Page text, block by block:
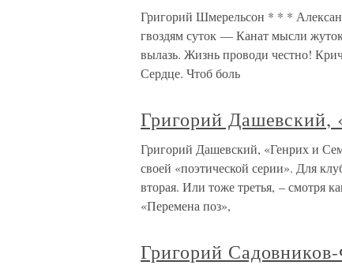
Григорий Шмерельсон * * *
гвоздям суток — Канат мысли
вылазь. Жизнь проводи честно!
Сердце. Чтоб боль
Григорий Дашевский,
Григорий Дашевский, «Генрих и
своей «поэтической серии». Для
вторая. Или тоже третья, – смотря
«Перемена поз»,
Григорий